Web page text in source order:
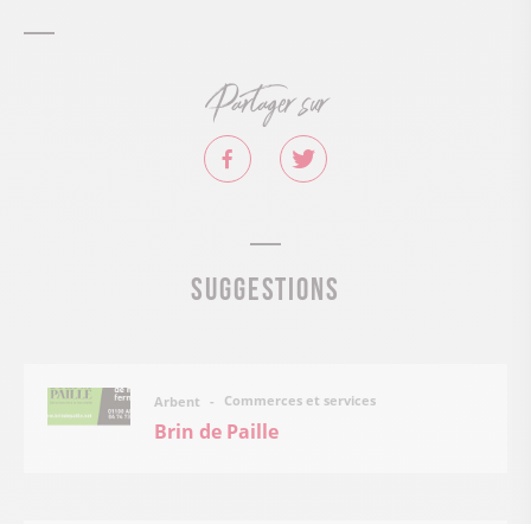
Partager sur
Suggestions
Arbent Commerces et services
Brin de Paille